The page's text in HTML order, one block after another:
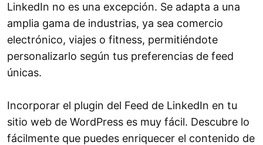
LinkedIn no es una excepción. Se adapta a una
amplia gama de industrias, ya sea comercio
electrónico, viajes o fitness, permitiéndote
personalizarlo según tus preferencias de feed
únicas.
Incorporar el plugin del Feed de LinkedIn en tu
sitio web de WordPress es muy fácil. Descubre lo
fácilmente que puedes enriquecer el contenido de